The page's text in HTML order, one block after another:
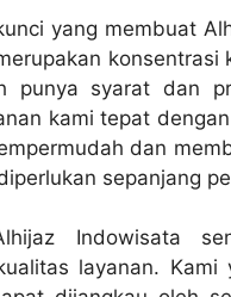
yang membuat
punya syarat dan
kami tepat
dan
sepanjang
Indowisata
layanan.